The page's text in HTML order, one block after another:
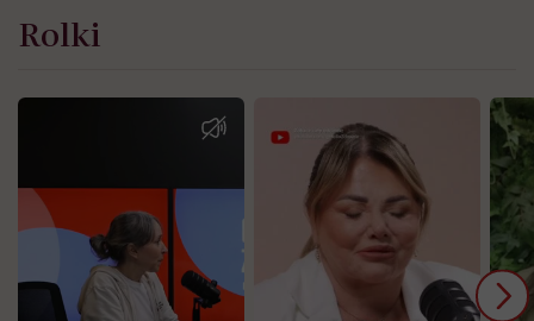
Rolki